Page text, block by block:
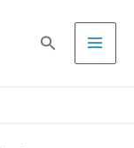
Pesquisa